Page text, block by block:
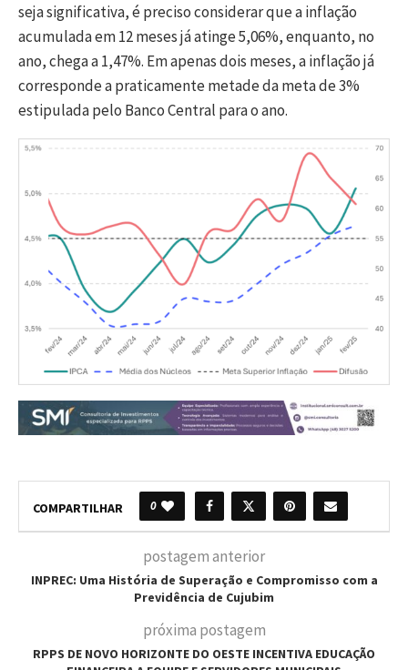
seja significativa, é preciso considerar que a inflação
acumulada em 12 meses já atinge 5,06%, enquanto, no
ano, chega a 1,47%. Em apenas dois meses, a inflação já
corresponde a praticamente metade da meta de 3%
estipulada pelo Banco Central para o ano.
COMPARTILHAR 0
postagem anterior
INPREC: Uma História de Superação e Compromisso com a
Previdência de Cujubim
próxima postagem
RPPS DE NOVO HORIZONTE DO OESTE INCENTIVA EDUCAÇÃO